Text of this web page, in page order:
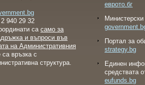
940 29 32
са само за
и въпроси във
на Административния
са връзка с
структура.
еврото.бг
Портал за
strategy.bg
Eдинен
средствата
eufunds.bg